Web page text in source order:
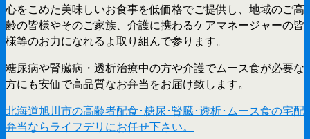
心をこめた美味しいお食事を低価格でご提供し、地域のご高
齢の皆様やそのご家族、介護に携わるケアマネージャーの皆
様等のお力になれるよ取り組んで参ります。
糖尿病や腎臓病・透析治療中の方や介護でムース食が必要な
方にも安価で高品質なお弁当をお届け致します。
北海道旭川市の高齢者配食･糖尿･腎臓･透析･ムース食の宅配
弁当ならライフデリにお任せ下さい。